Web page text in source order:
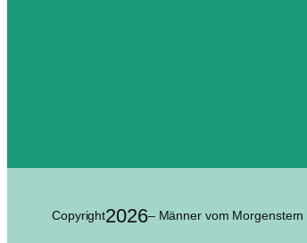
Copyright2026– Männer vom Morgenstern